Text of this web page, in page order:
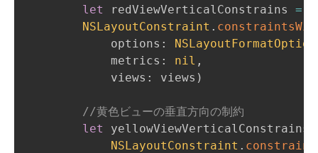
let
redViewVerticalConstrains =
NSLayoutConstraint .
            options
:
            metrics
: nil ,
            views
: views )
//黄色ビューの垂直方向の制約
let
yellowViewVerticalConstrains
NSLayoutConstraint .